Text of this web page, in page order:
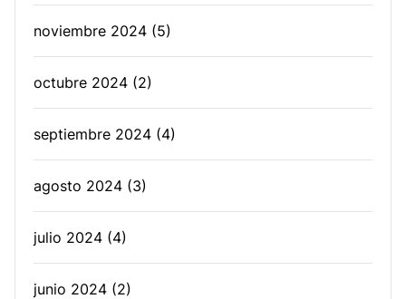
noviembre 2024 (5)
octubre 2024 (2)
septiembre 2024 (4)
agosto 2024 (3)
julio 2024 (4)
junio 2024 (2)